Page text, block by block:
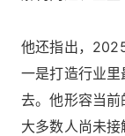
他还指出，
一是打造行业
去。他形容当前
大多数人尚未